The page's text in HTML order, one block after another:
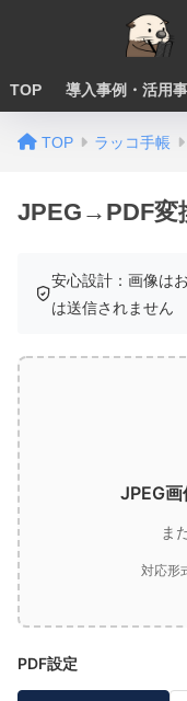
TOP 導入事例・活用
TOP ラッコ手帳
JPEG→PDF変
安心設計：画像は
は送信されません
JPEG
ま
対応形
PDF設定